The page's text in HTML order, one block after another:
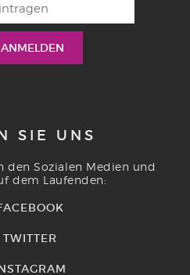
SIE UNS
den Sozialen Medien und
dem Laufenden:
TWITTER